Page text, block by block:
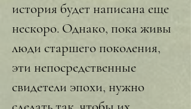
история будет написана еще
нескоро. Однако, пока живы
люди старшего поколения,
эти непосредственные
свидетели эпохи, нужно